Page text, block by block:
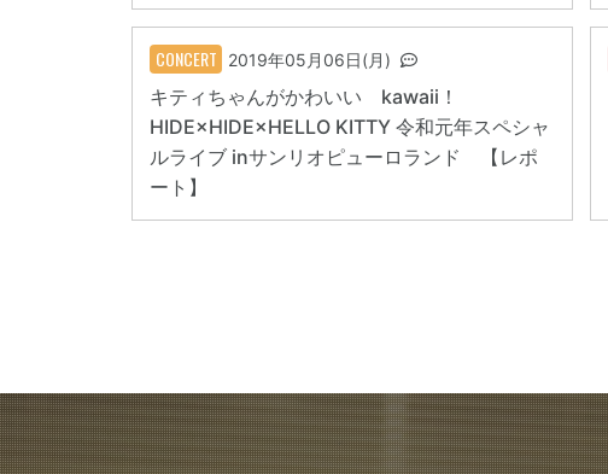
CONCERT 2019年05月06日(月)
キティちゃんがかわいい kawaii！
HIDE×HIDE×HELLO KITTY 令和元年スペシャ
ルライブ inサンリオピューロランド 【レポ
ート】